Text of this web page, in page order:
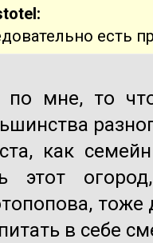
есть
по мне, то
как
этот
в себе